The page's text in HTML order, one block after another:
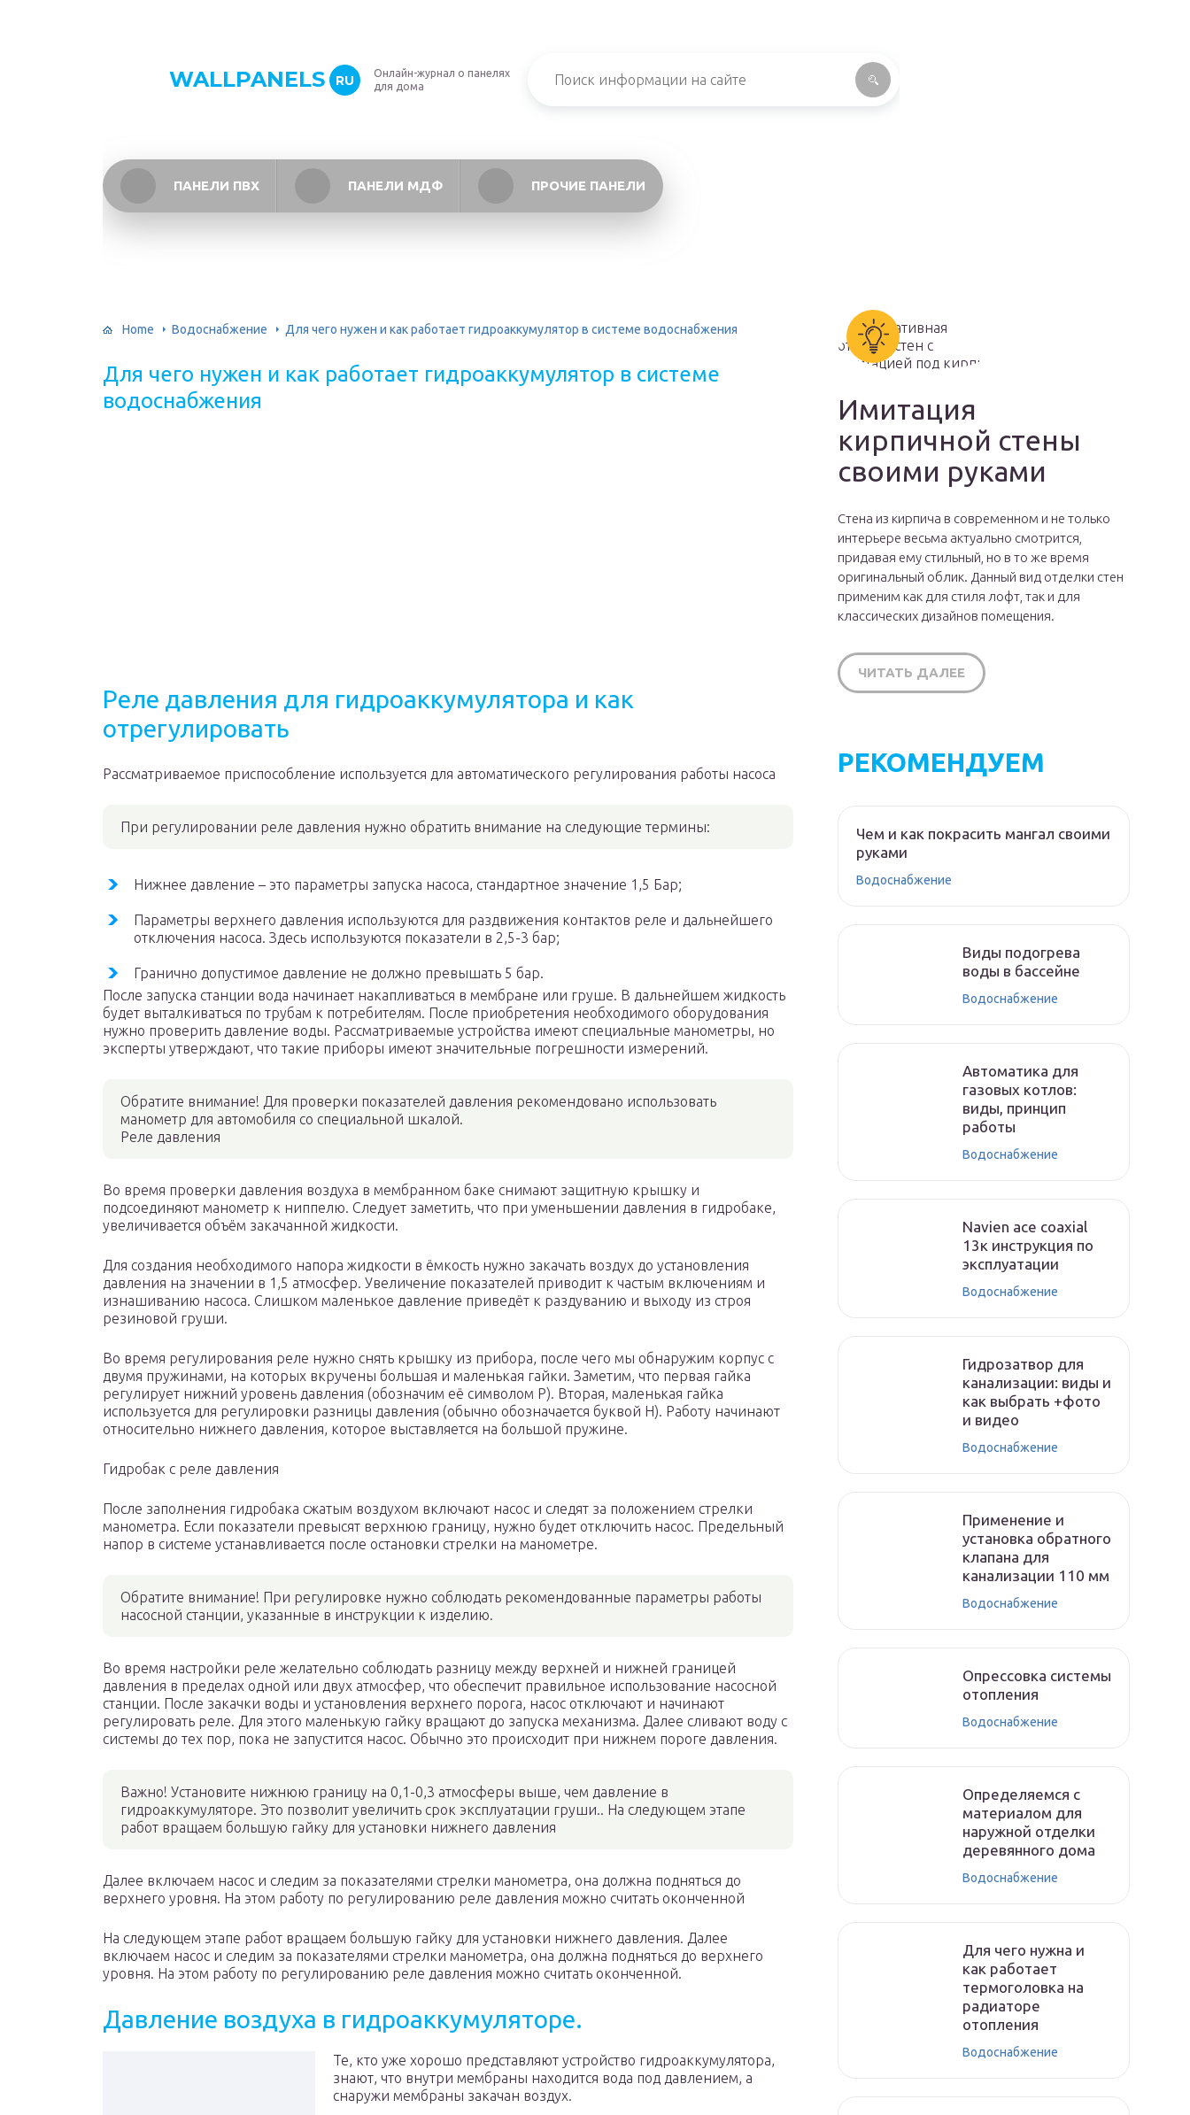
WALLPANELS RU
Онлайн-журнал о панелях
для дома
ПАНЕЛИ ПВХ ПАНЕЛИ МДФ ПРОЧИЕ ПАНЕЛИ
Home Водоснабжение Для чего нужен и как работает гидроаккумулятор в системе водоснабжения
Для чего нужен и как работает гидроаккумулятор в системе
водоснабжения
Реле давления для гидроаккумулятора и как
отрегулировать
Рассматриваемое приспособление используется для автоматического регулирования работы насоса
При регулировании реле давления нужно обратить внимание на следующие термины:
Нижнее давление – это параметры запуска насоса, стандартное значение 1,5 Бар;
Параметры верхнего давления используются для раздвижения контактов реле и дальнейшего
отключения насоса. Здесь используются показатели в 2,5-3 бар;
Гранично допустимое давление не должно превышать 5 бар.
После запуска станции вода начинает накапливаться в мембране или груше. В дальнейшем жидкость
будет выталкиваться по трубам к потребителям. После приобретения необходимого оборудования
нужно проверить давление воды. Рассматриваемые устройства имеют специальные манометры, но
эксперты утверждают, что такие приборы имеют значительные погрешности измерений.
Обратите внимание! Для проверки показателей давления рекомендовано использовать
манометр для автомобиля со специальной шкалой.
Реле давления
Во время проверки давления воздуха в мембранном баке снимают защитную крышку и
подсоединяют манометр к ниппелю. Следует заметить, что при уменьшении давления в гидробаке,
увеличивается объём закачанной жидкости.
Для создания необходимого напора жидкости в ёмкость нужно закачать воздух до установления
давления на значении в 1,5 атмосфер. Увеличение показателей приводит к частым включениям и
изнашиванию насоса. Слишком маленькое давление приведёт к раздуванию и выходу из строя
резиновой груши.
Во время регулирования реле нужно снять крышку из прибора, после чего мы обнаружим корпус с
двумя пружинами, на которых вкручены большая и маленькая гайки. Заметим, что первая гайка
регулирует нижний уровень давления (обозначим её символом Р). Вторая, маленькая гайка
используется для регулировки разницы давления (обычно обозначается буквой Н). Работу начинают
относительно нижнего давления, которое выставляется на большой пружине.
Гидробак с реле давления
После заполнения гидробака сжатым воздухом включают насос и следят за положением стрелки
манометра. Если показатели превысят верхнюю границу, нужно будет отключить насос. Предельный
напор в системе устанавливается после остановки стрелки на манометре.
Обратите внимание! При регулировке нужно соблюдать рекомендованные параметры работы
насосной станции, указанные в инструкции к изделию.
Во время настройки реле желательно соблюдать разницу между верхней и нижней границей
давления в пределах одной или двух атмосфер, что обеспечит правильное использование насосной
станции. После закачки воды и установления верхнего порога, насос отключают и начинают
регулировать реле. Для этого маленькую гайку вращают до запуска механизма. Далее сливают воду с
системы до тех пор, пока не запустится насос. Обычно это происходит при нижнем пороге давления.
Важно! Установите нижнюю границу на 0,1-0,3 атмосферы выше, чем давление в
гидроаккумуляторе. Это позволит увеличить срок эксплуатации груши.. На следующем этапе
работ вращаем большую гайку для установки нижнего давления
Далее включаем насос и следим за показателями стрелки манометра, она должна подняться до
верхнего уровня. На этом работу по регулированию реле давления можно считать оконченной
На следующем этапе работ вращаем большую гайку для установки нижнего давления. Далее
включаем насос и следим за показателями стрелки манометра, она должна подняться до верхнего
уровня. На этом работу по регулированию реле давления можно считать оконченной.
Давление воздуха в гидроаккумуляторе.
Те, кто уже хорошо представляют устройство гидроаккумулятора,
знают, что внутри мембраны находится вода под давлением, а
снаружи мембраны закачан воздух.
Имитация
кирпичной стены
своими руками
Стена из кирпича в современном и не только
интерьере весьма актуально смотрится,
придавая ему стильный, но в то же время
оригинальный облик. Данный вид отделки стен
применим как для стиля лофт, так и для
классических дизайнов помещения.
ЧИТАТЬ ДАЛЕЕ
РЕКОМЕНДУЕМ
Чем и как покрасить мангал своими
руками
Водоснабжение
Виды подогрева
воды в бассейне
Водоснабжение
Автоматика для
газовых котлов:
виды, принцип
работы
Водоснабжение
Navien ace coaxial
13к инструкция по
эксплуатации
Водоснабжение
Гидрозатвор для
канализации: виды и
как выбрать +фото
и видео
Водоснабжение
Применение и
установка обратного
клапана для
канализации 110 мм
Водоснабжение
Опрессовка системы
отопления
Водоснабжение
Определяемся с
материалом для
наружной отделки
деревянного дома
Водоснабжение
Для чего нужна и
как работает
термоголовка на
радиаторе
отопления
Водоснабжение